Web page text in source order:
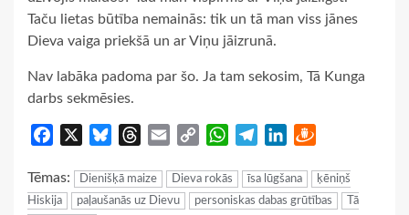
Taču lietas būtība nemainās: tik un tā man viss jānes
Dieva vaiga priekšā un ar Viņu jāizrunā.
Nav labāka padoma par šo. Ja tam sekosim, Tā Kunga
darbs sekmēsies.
Facebook BlueskyThreads
Email
Copy
WhatsApp
TelegramLinkedIn
Tēmas: Dienišķā maize Dieva rokās īsa lūgšana
ķēniņš
Hiskija
paļaušanās uz Dievu personiskas dabas grūtības
Tā